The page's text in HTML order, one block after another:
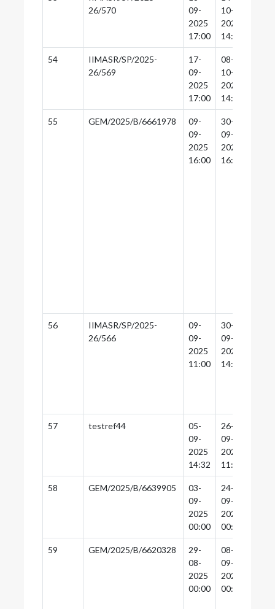
26/570
09-
2025
17:00
10-
2025
14:30
54
IIMASR/SP/2025-
26/569
17-
09-
2025
17:00
08-
10-
2025
14:30
55 GEM/2025/B/6661978
09-
09-
2025
16:00
30-
09-
2025
16:30
56
IIMASR/SP/2025-
26/566
09-
09-
2025
11:00
30-
09-
2025
14:30
57 testref44
05-
09-
2025
14:32
26-
09-
2025
11:00
58 GEM/2025/B/6639905
03-
09-
2025
00:00
24-
09-
2025
00:00
59 GEM/2025/B/6620328
29-
08-
2025
00:00
08-
09-
2025
00:00